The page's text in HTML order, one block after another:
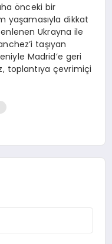
önceki bir
yaşamasıyla dikkat
Ukrayna ile
taşıyan
Madrid’e geri
toplantıya çevrimiçi